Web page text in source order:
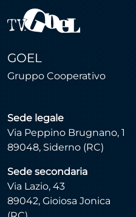
GOEL
Gruppo Cooperativo
Sede legale
Via Peppino Brugnano, 1
89048, Siderno (RC)
Sede secondaria
Via Lazio, 43
89042, Gioiosa Jonica